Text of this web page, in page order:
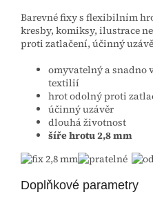
Barevné fixy s flexibilním
kresby, komiksy, ilustrace
proti zatlačení, účinný
omyvatelný a snadno
textilií
hrot odolný proti
účinný uzávěr
dlouhá životnost
šíře hrotu 2,8 mm
Doplňkové parametry